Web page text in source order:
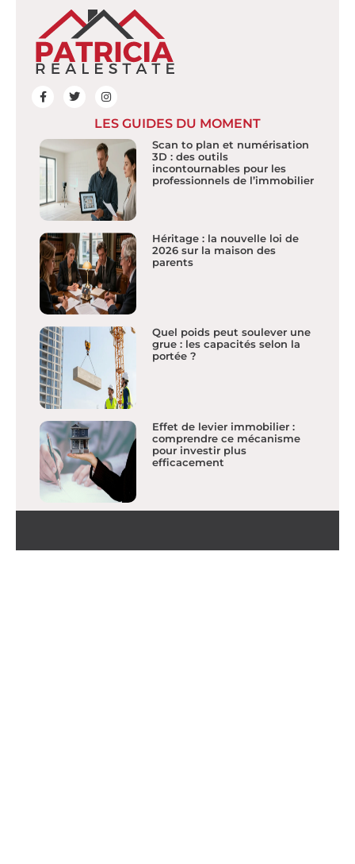
LES GUIDES DU MOMENT
Scan to plan et numérisation
3D : des outils
incontournables pour les
professionnels de l’immobilier
Héritage : la nouvelle loi de
2026 sur la maison des
parents
Quel poids peut soulever une
grue : les capacités selon la
portée ?
Effet de levier immobilier :
comprendre ce mécanisme
pour investir plus
efficacement